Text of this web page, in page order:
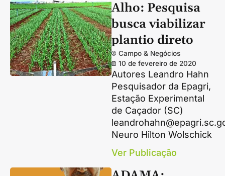
Alho: Pesquisa
busca viabilizar
plantio direto
Campo & Negócios
10 de fevereiro de 2020
Autores Leandro Hahn
Pesquisador da Epagri,
Estação Experimental
de Caçador (SC)
Neuro Hilton Wolschick
Ver Publicação